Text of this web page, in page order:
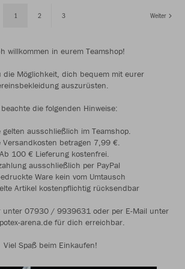
1 2 3 Weiter
willkommen in eurem Teamshop!
die Möglichkeit, dich bequem mit eurer
auszurüsten.
die folgenden Hinweise:
gelten ausschließlich im Teamshop.
Versandkosten betragen 7,99 €.
100 € Lieferung kostenfrei.
ausschließlich per PayPal
Ware kein vom Umtausch
Artikel kostenpflichtig rücksendbar
unter 07930 / 9939631 oder per E-Mail unter
arena.de für dich erreichbar.
Viel Spaß beim Einkaufen!